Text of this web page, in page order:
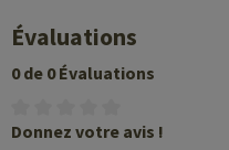
Évaluations
0 de 0 Évaluations
Donnez votre avis !